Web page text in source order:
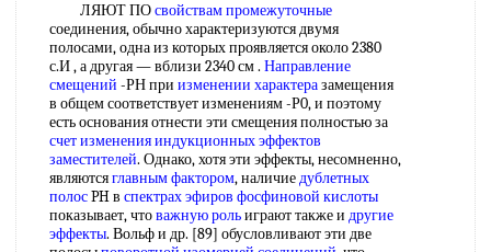
ЛЯЮТ ПОсвойствам промежуточные
соединения, обычно характеризуются двумя
полосами, одна из которых проявляется около 2380
с.И , а другая — вблизи 2340 см . Направление
смещений -РН при изменении характеразамещения
в общем соответствует изменениям -Р0, и поэтому
есть основания отнести эти смещения полностью за
счет измененияиндукционных эффектов
заместителей. Однако, хотя эти эффекты, несомненно,
являютсяглавным фактором, наличиедублетных
полосPH в спектрах эфиров фосфиновой кислоты
показывает, чтоважную рольиграют также и другие
эффекты. Вольф и др. [89] обусловливают эти две